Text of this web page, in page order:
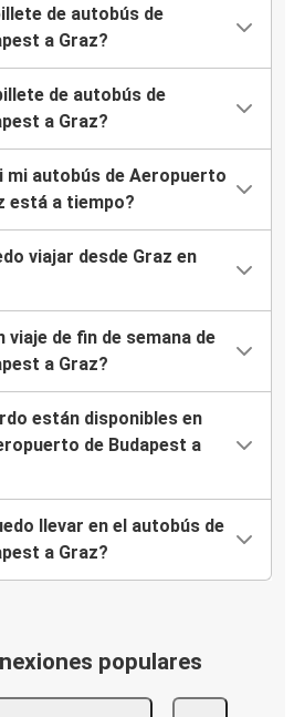
de autobús de
a Graz?
de autobús de
a Graz?
mi autobús de Aeropuerto
está a tiempo?
viajar desde Graz en
viaje de fin de semana de
a Graz?
están disponibles en
de Budapest a
llevar en el autobús de
a Graz?
populares